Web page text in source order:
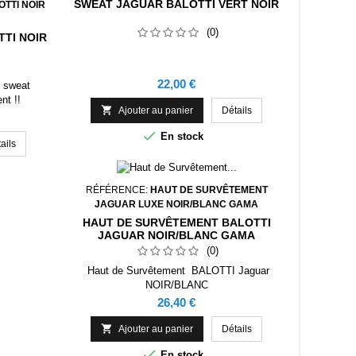
NOIR
NOIR
sweat
!!
SWEAT JAGUAR BALOTTI VERT NOIR
(0)
Prix
22,00 €
 Ajouter au panier Détails
 En stock
RÉFÉRENCE: HAUT DE SURVÊTEMENT
JAGUAR LUXE NOIR/BLANC GAMA
HAUT DE SURVÊTEMENT BALOTTI
JAGUAR NOIR/BLANC GAMA
(0)
Haut de Survêtement BALOTTI Jaguar
NOIR/BLANC
Prix
26,40 €
 Ajouter au panier Détails